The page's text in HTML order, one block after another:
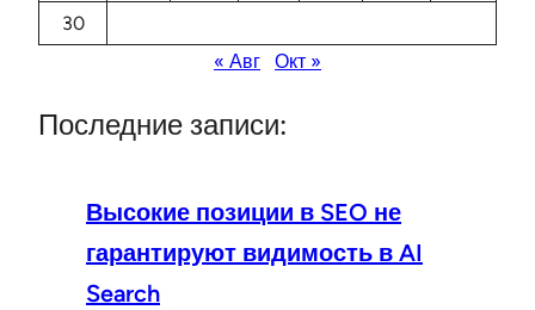
30
« Авг
Окт »
Последние записи:
Высокие позиции в SEO не
гарантируют видимость в AI
Search